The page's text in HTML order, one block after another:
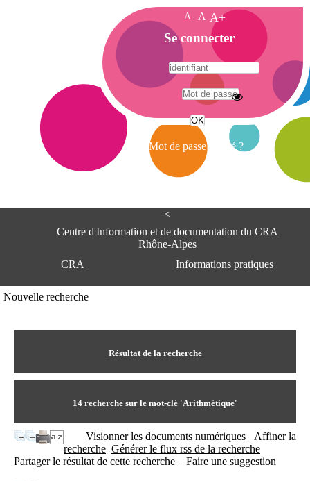
<
Centre d'Information et de documentation du CRA
Rhône-Alpes
CRA
Informations pratiques
Centre Hospitalier le Vinatier
Horaires
9h00-12h00 13h30-16h00
+33(0)4 37 91 54 65
Fax:+33(0)4 37 91 54 37
Mail
Nouvelle recherche
Résultat de la recherche
14 recherche sur le mot-clé 'Arithmétique'
Visionner les documents numériques
Affiner la
recherche Générer le flux rss de la recherche
Partager le résultat de cette recherche
Faire une suggestion
A- A A+
A
c
c
e
i
Se connecter
Mot de passe oublié ?
A
e
e
n
o
m
t
n
t